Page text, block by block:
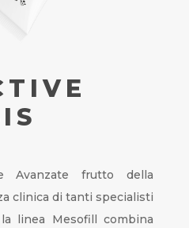
Avanzate frutto della
clinica di tanti specialisti
linea Mesofill combina